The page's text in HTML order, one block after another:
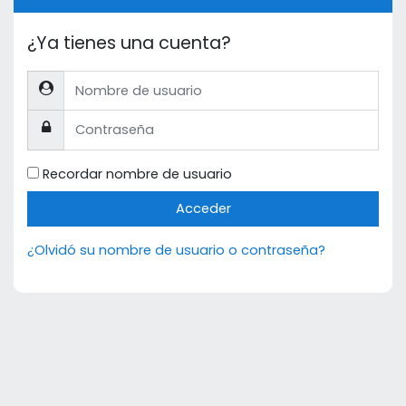
¿Ya tienes una cuenta?
Nombre de usuario
Contraseña
Recordar nombre de usuario
Acceder
¿Olvidó su nombre de usuario o contraseña?